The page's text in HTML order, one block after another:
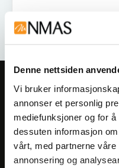
Denne nettsiden
Vi bruker
annonser et personlig
mediefunksjoner og for
dessuten informasjon
vårt, med partnerne våre
annonsering og
Meld deg på
Få informasjon
arrangementer